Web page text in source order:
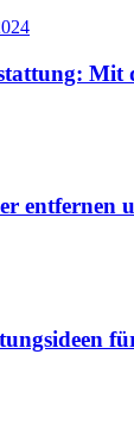
Mit
entfernen